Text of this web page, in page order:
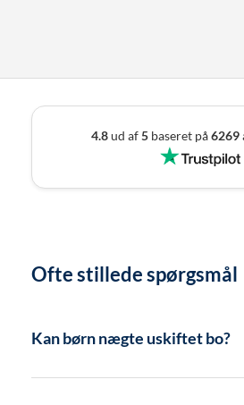
4.8ud af5baseret på6269
Ofte stillede spørgsmål
Kan børn nægte uskiftet bo?